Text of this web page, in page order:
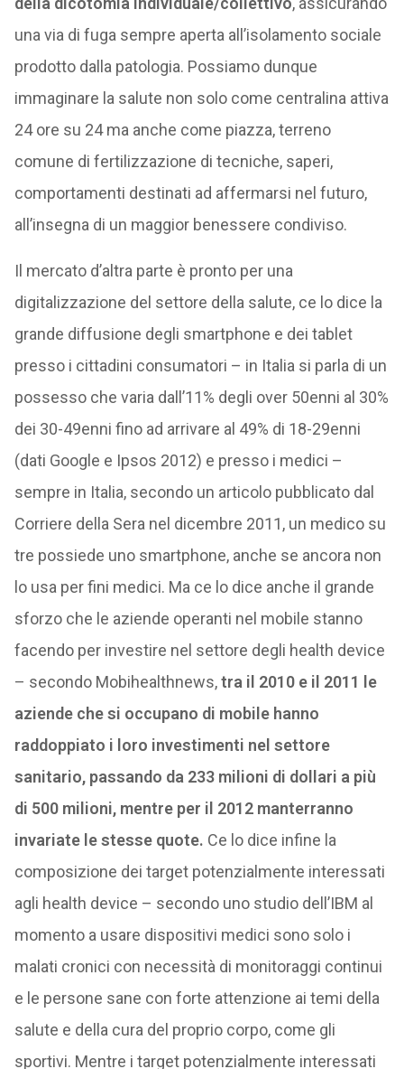
una via di fuga sempre aperta all’isolamento sociale
prodotto dalla patologia. Possiamo dunque
immaginare la salute non solo come centralina attiva
24 ore su 24 ma anche come piazza, terreno
comune di fertilizzazione di tecniche, saperi,
comportamenti destinati ad affermarsi nel futuro,
all’insegna di un maggior benessere condiviso.
Il mercato d’altra parte è pronto per una
digitalizzazione del settore della salute, ce lo dice la
grande diffusione degli smartphone e dei tablet
presso i cittadini consumatori – in Italia si parla di un
possesso che varia dall’11% degli over 50enni al 30%
dei 30-49enni fino ad arrivare al 49% di 18-29enni
(dati Google e Ipsos 2012) e presso i medici –
sempre in Italia, secondo un articolo pubblicato dal
Corriere della Sera nel dicembre 2011, un medico su
tre possiede uno smartphone, anche se ancora non
lo usa per fini medici. Ma ce lo dice anche il grande
sforzo che le aziende operanti nel mobile stanno
facendo per investire nel settore degli health device
– secondo Mobihealthnews,tra il 2010 e il 2011 le
aziende che si occupano di mobile hanno
raddoppiato i loro investimenti nel settore
sanitario, passando da 233 milioni di dollari a più
di 500 milioni, mentre per il 2012 manterranno
invariate le stesse quote. Ce lo dice infine la
composizione dei target potenzialmente interessati
agli health device – secondo uno studio dell’IBM al
momento a usare dispositivi medici sono solo i
malati cronici con necessità di monitoraggi continui
e le persone sane con forte attenzione ai temi della
salute e della cura del proprio corpo, come gli
sportivi. Mentre i target potenzialmente interessati